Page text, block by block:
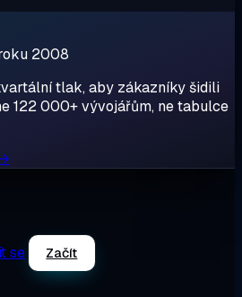
2008
tlak, aby zákazníky šidili
122 000+ vývojářům, ne tabulce
se Začít